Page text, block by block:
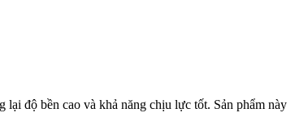
độ bền cao và khả năng chịu lực tốt. Sản phẩm này